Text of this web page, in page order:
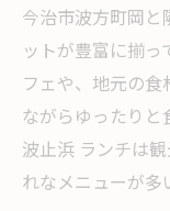
今治ラ
おしゃれな
波方カ
風薫る
今治
今治市波方町岡
ットが豊富に揃
フェや、地元の
ながらゆったりと
波止浜 ランチは
れなメニューが多